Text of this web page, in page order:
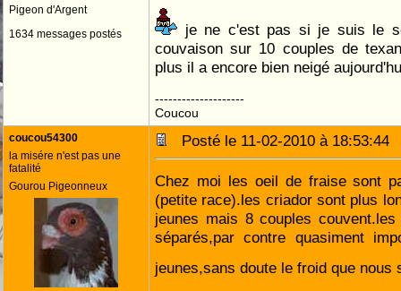
Pigeon d'Argent
1634 messages postés
je ne c'est pas si je suis le
couvaison sur 10 couples de
plus il a encore bien neigé
--------------------
Coucou
coucou54300
la misére n'est pas une
fatalité
Gourou Pigeonneux
Posté le 11-02-2010 à
Chez moi les oeil de fraise sont
(petite race).les criador sont plus
jeunes mais 8 couples
séparés,par contre quasiment
jeunes,sans doute le froid que